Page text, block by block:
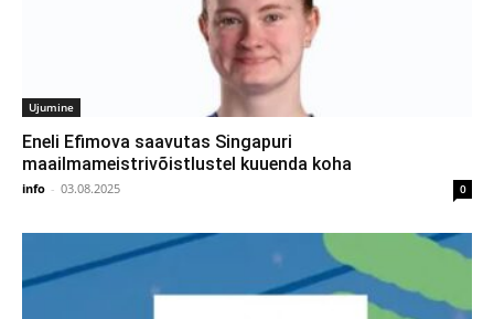
Ujumine
Eneli Efimova saavutas Singapuri
maailmameistrivõistlustel kuuenda koha
info - 03.08.2025 0